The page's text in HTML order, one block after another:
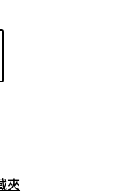
夾